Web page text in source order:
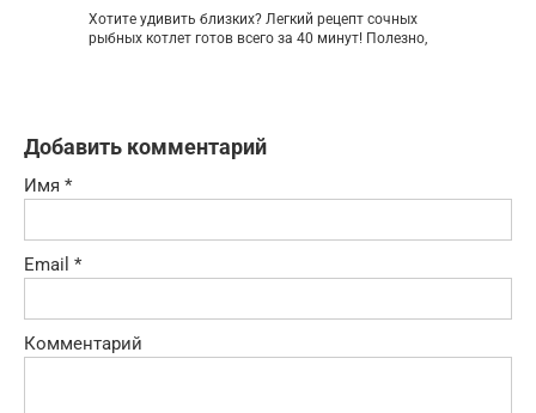
Хотите удивить близких? Легкий рецепт сочных
рыбных котлет готов всего за 40 минут! Полезно,
Добавить комментарий
Имя *
Email *
Комментарий